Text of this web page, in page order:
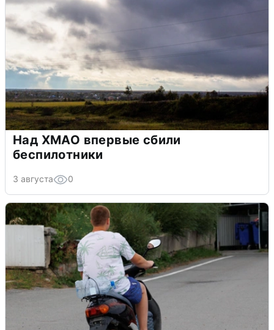
Над ХМАО впервые сбили
беспилотники
3 августа 0